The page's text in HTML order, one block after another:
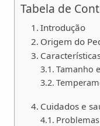
Tabela de
Introdução
Origem do
Tamanho
Cuidados e